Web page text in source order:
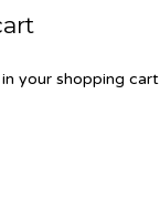
your shopping cart